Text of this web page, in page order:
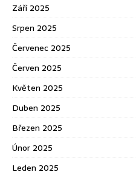
Září 2025
Srpen 2025
Červenec 2025
Červen 2025
Květen 2025
Duben 2025
Březen 2025
Únor 2025
Leden 2025